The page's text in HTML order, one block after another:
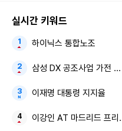
실시간 키워드
하이닉스 통합노조
삼성 DX 공조사업 가전 부
이재명 대통령 지지율
이강인 AT 마드리드 프리